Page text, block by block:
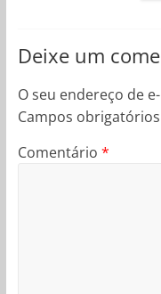
Deixe um
O seu endereço de
Campos
Comentário *